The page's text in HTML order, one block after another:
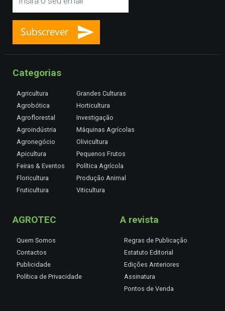
Categorias
Agricultura
Agrobótica
Agroflorestal
Agroindústria
Agronegócio
Apicultura
Feiras & Eventos
Floricultura
Fruticultura
Grandes Culturas
Horticultura
Investigação
Máquinas Agrícolas
Olivicultura
Pequenos Frutos
Política Agrícola
Produção Animal
Viticultura
AGROTEC
Quem Somos
Contactos
Publicidade
Política de Privacidade
A revista
Regras de Publicação
Estatuto Editorial
Edições Anteriores
Assinatura
Pontos de Venda